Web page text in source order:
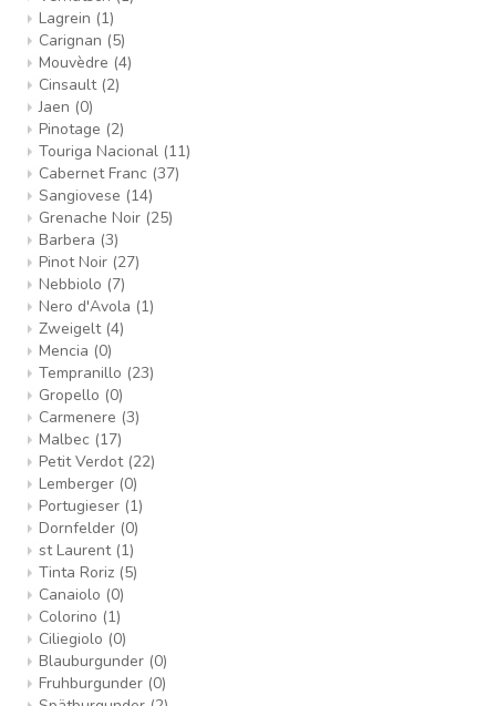
Lagrein (1)
Carignan (5)
Mouvèdre (4)
Cinsault (2)
Jaen (0)
Pinotage (2)
Touriga Nacional (11)
Cabernet Franc (37)
Sangiovese (14)
Grenache Noir (25)
Barbera (3)
Pinot Noir (27)
Nebbiolo (7)
Nero d'Avola (1)
Zweigelt (4)
Mencia (0)
Tempranillo (23)
Gropello (0)
Carmenere (3)
Malbec (17)
Petit Verdot (22)
Lemberger (0)
Portugieser (1)
Dornfelder (0)
st Laurent (1)
Tinta Roriz (5)
Canaiolo (0)
Colorino (1)
Ciliegiolo (0)
Blauburgunder (0)
Fruhburgunder (0)